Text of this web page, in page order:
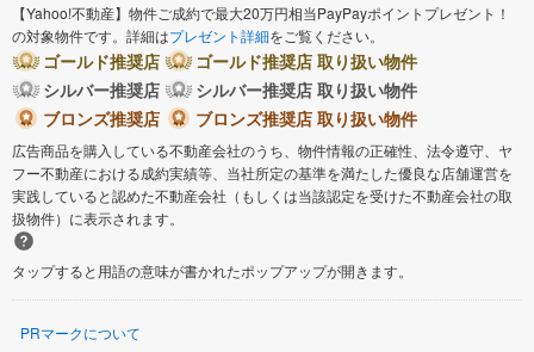
【Yahoo!不動産】物件ご成約で最大20万円相当PayPayポイントプレゼント！
の対象物件です。詳細はプレゼント詳細をご覧ください。
ゴールド推奨店
ゴールド推奨店 取り扱い物件
シルバー推奨店
シルバー推奨店 取り扱い物件
ブロンズ推奨店
ブロンズ推奨店 取り扱い物件
広告商品を購入している不動産会社のうち、物件情報の正確性、法令遵守、ヤ
フー不動産における成約実績等、当社所定の基準を満たした優良な店舗運営を
実践していると認めた不動産会社（もしくは当該認定を受けた不動産会社の取
扱物件）に表示されます。
タップすると用語の意味が書かれたポップアップが開きます。
PRマークについて